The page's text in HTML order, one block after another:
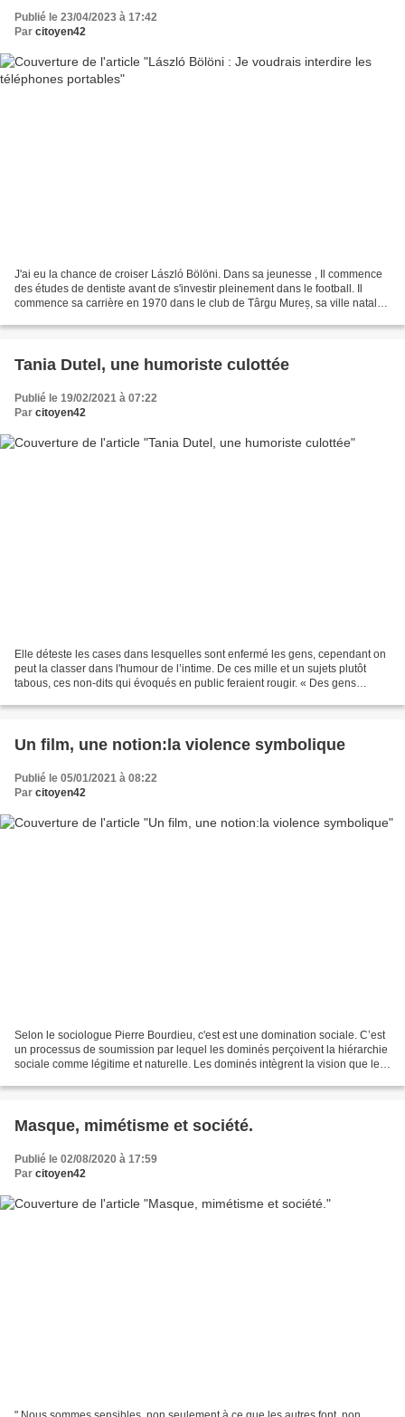
Publié le 23/04/2023 à 17:42
Par citoyen42
J'ai eu la chance de croiser László Bölöni. Dans sa jeunesse , Il commence
des études de dentiste avant de s'investir pleinement dans le football. Il
commence sa carrière en 1970 dans le club de Târgu Mureș, sa ville natale.
Tania Dutel, une humoriste culottée
Publié le 19/02/2021 à 07:22
Par citoyen42
Elle déteste les cases dans lesquelles sont enfermé les gens, cependant on
peut la classer dans l'humour de l’intime. De ces mille et un sujets plutôt
tabous, ces non-dits qui évoqués en public feraient rougir. « Des gens
Un film, une notion:la violence symbolique
Publié le 05/01/2021 à 08:22
Par citoyen42
Selon le sociologue Pierre Bourdieu, c'est est une domination sociale. C’est
un processus de soumission par lequel les dominés perçoivent la hiérarchie
sociale comme légitime et naturelle. Les dominés intègrent la vision que les
Masque, mimétisme et société.
Publié le 02/08/2020 à 17:59
Par citoyen42